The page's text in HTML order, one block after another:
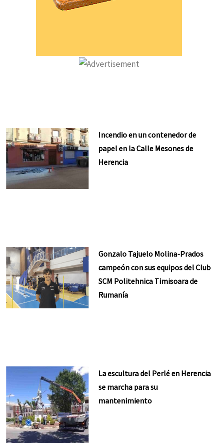
Incendio en un contenedor de
papel en la Calle Mesones de
Herencia
Gonzalo Tajuelo Molina-Prados
campeón con sus equipos del Club
SCM Politehnica Timisoara de
Rumanía
La escultura del Perlé en Herencia
se marcha para su
mantenimiento